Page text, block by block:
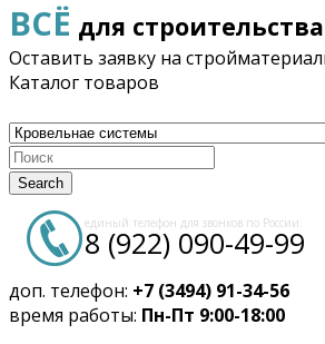
ВСЁ для
Оставить заявку на
Каталог товаров
Search
единый телефон для звонков по России:
8 (922) 090-49-99
доп. телефон: +7 (3494) 91-34-56
время работы: Пн-Пт 9:00-18:00